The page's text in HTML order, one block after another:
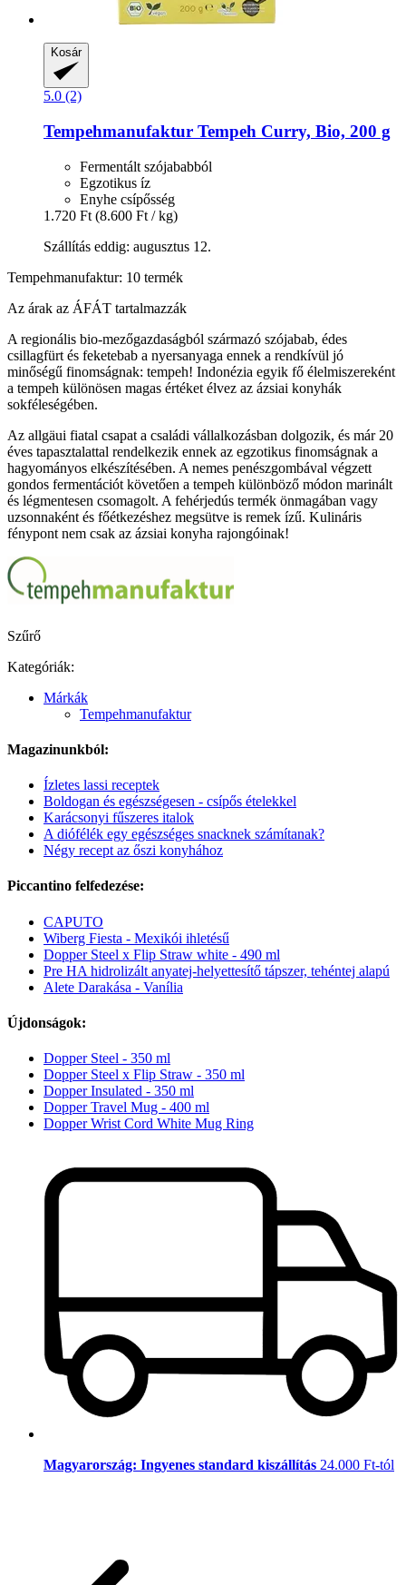
Kosár
5.0 (2)
Tempehmanufaktur Tempeh Curry, Bio, 200 g
Fermentált szójababból
Egzotikus íz
Enyhe csípősség
1.720 Ft (8.600 Ft / kg)
Szállítás eddig: augusztus 12.
Tempehmanufaktur: 10 termék
Az árak az ÁFÁT tartalmazzák
A regionális bio-mezőgazdaságból származó szójabab, édes
csillagfürt és feketebab a nyersanyaga ennek a rendkívül jó
minőségű finomságnak: tempeh! Indonézia egyik fő élelmiszereként
a tempeh különösen magas értéket élvez az ázsiai konyhák
sokféleségében.
Az allgäui fiatal csapat a családi vállalkozásban dolgozik, és már 20
éves tapasztalattal rendelkezik ennek az egzotikus finomságnak a
hagyományos elkészítésében. A nemes penészgombával végzett
gondos fermentációt követően a tempeh különböző módon marinált
és légmentesen csomagolt. A fehérjedús termék önmagában vagy
uzsonnaként és főétkezéshez megsütve is remek ízű. Kulináris
fénypont nem csak az ázsiai konyha rajongóinak!
Szűrő
Kategóriák:
Márkák
Tempehmanufaktur
Magazinunkból:
Ízletes lassi receptek
Boldogan és egészségesen - csípős ételekkel
Karácsonyi fűszeres italok
A diófélék egy egészséges snacknek számítanak?
Négy recept az őszi konyhához
Piccantino felfedezése:
CAPUTO
Wiberg Fiesta - Mexikói ihletésű
Dopper Steel x Flip Straw white - 490 ml
Pre HA hidrolizált anyatej-helyettesítő tápszer, tehéntej alapú
Alete Darakása - Vanília
Újdonságok:
Dopper Steel - 350 ml
Dopper Steel x Flip Straw - 350 ml
Dopper Insulated - 350 ml
Dopper Travel Mug - 400 ml
Dopper Wrist Cord White Mug Ring
Magyarország: Ingyenes standard kiszállítás 24.000 Ft-tól